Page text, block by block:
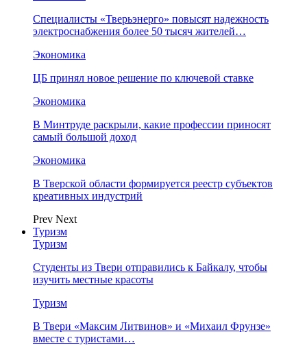
Специалисты «Тверьэнерго» повысят надежность
электроснабжения более 50 тысяч жителей…
Экономика
ЦБ принял новое решение по ключевой ставке
Экономика
В Минтруде раскрыли, какие профессии приносят
самый большой доход
Экономика
В Тверской области формируется реестр субъектов
креативных индустрий
Prev Next
Туризм
Туризм
Студенты из Твери отправились к Байкалу, чтобы
изучить местные красоты
Туризм
В Твери «Максим Литвинов» и «Михаил Фрунзе»
вместе с туристами…